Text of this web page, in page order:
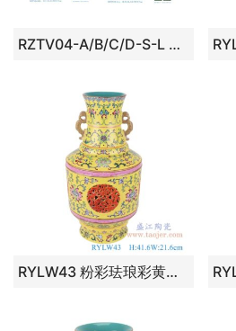
RZTV04-A/B/C/D-S-L 狮子狗雕塑
RYLW43 粉彩珐琅彩黄底扒花开窗缠枝莲镂空转心瓶双耳花瓶 高：41.6直径：21.6口径：底径：14.8重量：5.85KG